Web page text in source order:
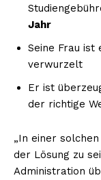
Jahr
Seine Frau
verwurzelt
Er ist
der richtige
„In einer
der Lösung zu
Administration